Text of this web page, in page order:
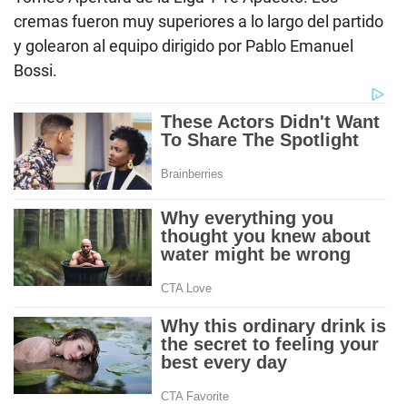
cremas fueron muy superiores a lo largo del partido
y golearon al equipo dirigido por Pablo Emanuel
Bossi.